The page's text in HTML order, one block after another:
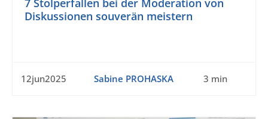
7 Stolperfallen bei der Moderation von
Diskussionen souverän meistern
12jun2025 Sabine PROHASKA 3 min